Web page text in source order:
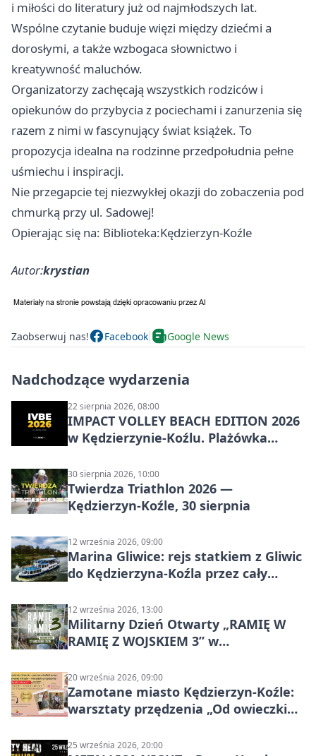
i miłości do literatury już od najmłodszych lat.
Wspólne czytanie buduje więzi między dziećmi a
dorosłymi, a także wzbogaca słownictwo i
kreatywność maluchów.
Organizatorzy zachęcają wszystkich rodziców i
opiekunów do przybycia z pociechami i zanurzenia się
razem z nimi w fascynujący świat książek. To
propozycja idealna na rodzinne przedpołudnia pełne
uśmiechu i inspiracji.
Nie przegapcie tej niezwykłej okazji do zobaczenia pod
chmurką przy ul. Sadowej!
Opierając się na: Biblioteka:Kędzierzyn-Koźle
Autor:krystian
Zaobserwuj nas! Facebook Google News
Nadchodzące wydarzenia
22 sierpnia 2026, 08:00
IMPACT VOLLEY BEACH EDITION 2026
w Kędzierzynie-Koźlu. Plażówka
30 sierpnia 2026, 10:00
Twierdza Triathlon 2026 —
Kędzierzyn-Koźle, 30 sierpnia
12 września 2026, 09:00
Marina Gliwice: rejs statkiem z Gliwic
do Kędzierzyna-Koźla przez cały
12 września 2026, 13:00
Militarny Dzień Otwarty „RAMIĘ W
RAMIĘ Z WOJSKIEM 3” w
20 września 2026, 09:00
Zamotane miasto Kędzierzyn-Koźle:
warsztaty przędzenia „Od owieczki
25 września 2026, 20:00